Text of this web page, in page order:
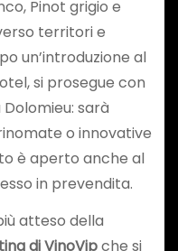
Pinot grigio e
territori e
un’introduzione al
si prosegue con
sarà
o innovative
è aperto anche al
in prevendita.
atteso della
di VinoVipche si